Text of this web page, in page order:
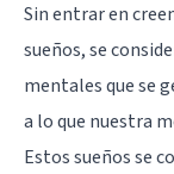
Sin entrar en
sueños, se
mentales que se
a lo que nuestra
Estos sueños se